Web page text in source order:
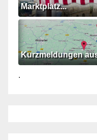
Marktplatz...
Kurzmeldungen
.